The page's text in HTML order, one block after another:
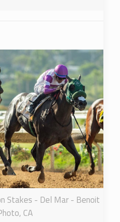
Stakes - Del Mar - Benoit
CA